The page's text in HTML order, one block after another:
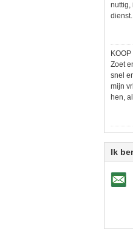
nuttig,
dienst.
Zoet
snel
mijn
hen,
Ik